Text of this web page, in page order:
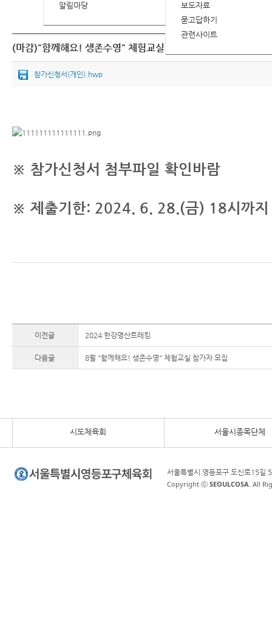
알림마당
보도자료
묻고답하기
관련사이트
(마감)"함께해요! 생존수영" 체험교실 안내
참가신청서(개인).hwp
※ 참가신청서 첨부파일 확인바람
※ 제출기한: 2024. 6. 28.(금) 18시까지
이전글 2024 한강명산트레킹
다음글 8월 "함께해요! 생존수영" 체험교실 참가자 모집
시도체육회 서울시종목단체
서울특별시 영등포구 도신로15길
Copyright ⓒ SEOULCOSA . All